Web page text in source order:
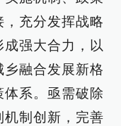
充分发挥战略
强大合力，以
融合发展新格
体系。亟需破除
机制创新，完善